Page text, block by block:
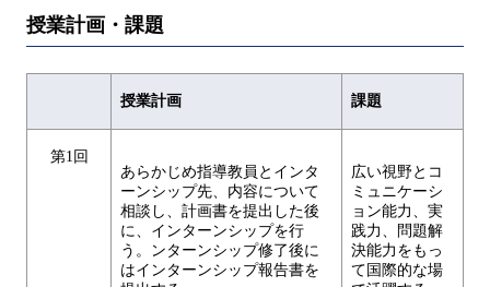
授業計画・課題
授業計画 課題
第1回
あらかじめ指導教員とインタ
ーンシップ先、内容について
相談し、計画書を提出した後
に、インターンシップを行
う。ンターンシップ修了後に
はインターンシップ報告書を
広い視野とコ
ミュニケーシ
ョン能力、実
践力、問題解
決能力をもっ
て国際的な場